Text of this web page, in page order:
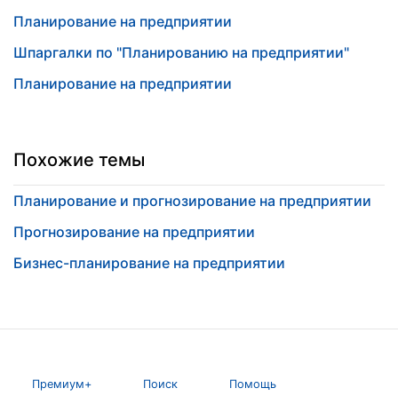
Планирование на предприятии
Шпаргалки по "Планированию на предприятии"
Планирование на предприятии
Похожие темы
Планирование и прогнозирование на предприятии
Прогнозирование на предприятии
Бизнес-планирование на предприятии
Премиум+ Поиск Помощь